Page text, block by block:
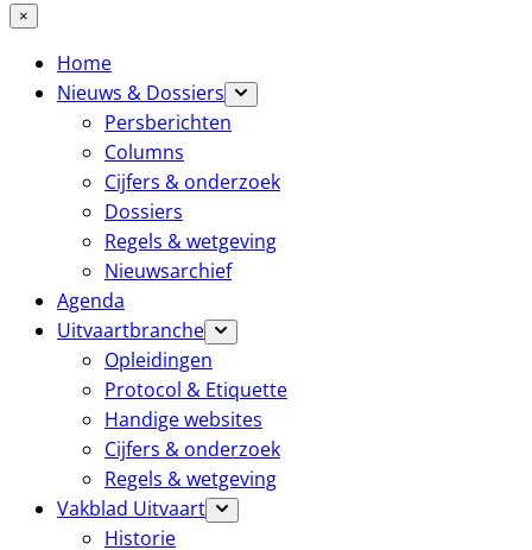
×
Home
Nieuws & Dossiers
Persberichten
Columns
Cijfers & onderzoek
Dossiers
Regels & wetgeving
Nieuwsarchief
Agenda
Uitvaartbranche
Opleidingen
Protocol & Etiquette
Handige websites
Cijfers & onderzoek
Regels & wetgeving
Vakblad Uitvaart
Historie